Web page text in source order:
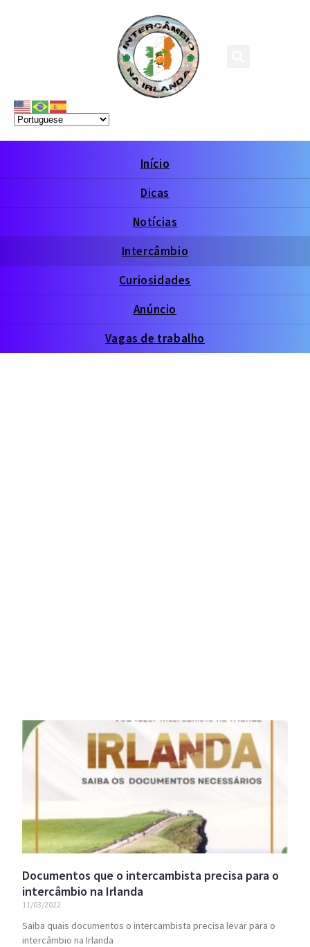
Início
Dicas
Notícias
Intercâmbio
Curiosidades
Anúncio
Vagas de trabalho
Documentos que o intercambista precisa para o
intercâmbio na Irlanda
11/03/2022
Saiba quais documentos o intercambista precisa levar para o
intercâmbio na Irlanda